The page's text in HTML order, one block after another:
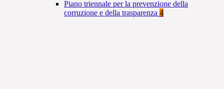
Piano triennale per la prevenzione della
corruzione e della trasparenza 4